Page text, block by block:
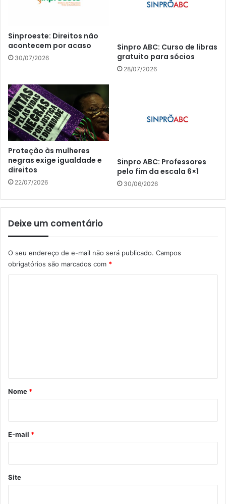
Sinproeste: Direitos não
acontecem por acaso
30/07/2026
Sinpro ABC: Curso de libras
gratuito para sócios
28/07/2026
Proteção às mulheres
negras exige igualdade e
direitos
22/07/2026
Sinpro ABC: Professores
pelo fim da escala 6×1
30/06/2026
Deixe um comentário
O seu endereço de e-mail não será publicado. Campos
obrigatórios são marcados com *
r
*
Nome *
E-mail *
Site